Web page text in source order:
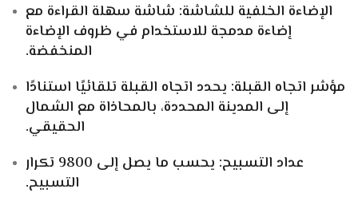
الإضاءة الخلفية للشاشة: شاشة سهلة القراءة مع
إضاءة مدمجة للاستخدام في ظروف الإضاءة
المنخفضة.
مؤشر اتجاه القبلة: يحدد اتجاه القبلة تلقائيًا استنادًا
إلى المدينة المحددة، بالمحاذاة مع الشمال
الحقيقي.
عداد التسبيح: يحسب ما يصل إلى 9800 تكرار
التسبيح.